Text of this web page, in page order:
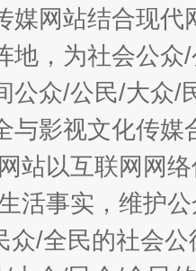
媒网站结合现
地，为社会公
公众/公民/大众/
与影视文化传
站以互联网网
活事实，维护
/全民的社会公